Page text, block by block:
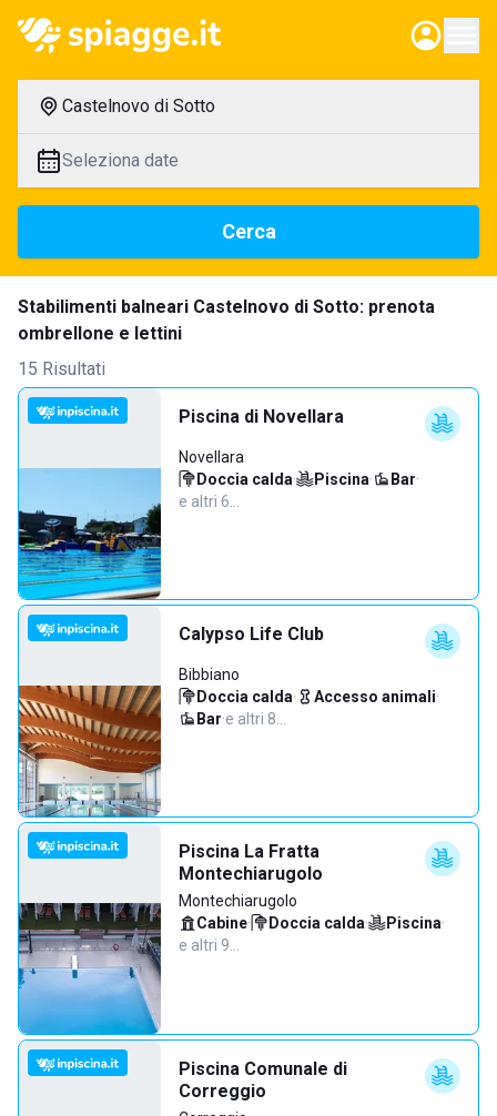
Castelnovo di Sotto
Seleziona date
Cerca
Stabilimenti balneari Castelnovo di Sotto: prenota
ombrellone e lettini
15 Risultati
Piscina di Novellara
Novellara
Doccia calda· Piscina· Bar·
e altri 6…
Calypso Life Club
Bibbiano
Doccia calda· Accesso animali·
Bar·e altri 8…
Piscina La Fratta
Montechiarugolo
Montechiarugolo
Cabine· Doccia calda· Piscina·
e altri 9…
Piscina Comunale di
Correggio